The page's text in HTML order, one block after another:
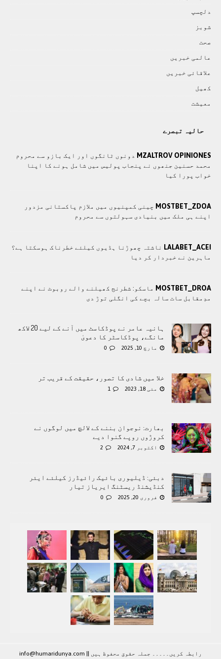
دلچسپ
شوبز
صحت
عالمی خبريں
علاقائی خبريں
کھيل
معيشت
حالیہ تبصرے
MZALTROV OPINIONES دونوں ٹانگوں اور ایک بازو سے محروم
محمد حسنین جنھوں نے پنجاب پولیس میں شامل ہونے کا اپنا
خواب پورا کیا
MOSTBET_ZDOA چينی کمپنيوں ميں ملازم پاکستانی مزدور
اپنے ہی ملک ميں بنيادی سہولتوں سے محروم
LALABET_ACEI ناشتہ چھوڑنا ہڈیوں کیلئے خطرناک ہوسکتا ہے؟
ماہرین نے خبردار کر دیا
MOSTBET_DROA ماسکو: شطرنج کھیلنے والے روبوٹ نے اپنے
مدِمقابل سات سالہ بچے کی انگلی توڑ دی
ہانیہ عامر نے پوڈکاسٹ میں آنے کے لیے 20 لاکھ
مانگے، پوڈکاسٹر کا دعویٰ
مارچ 10, 2025 0
خلا میں شادی کا تصور، حقیقت کے قریب تر
مئی 18, 2023 1
بھارت: نوجوان بننے کے لالچ میں لوگوں نے
کروڑوں روپے گنوا دیے
اکتوبر 7, 2024 2
دبئی: ڈیلیوری بائیک رائیڈرز کیلئے ایئر
کنڈیشنڈ ریسٹنگ ایریاز تیار
فروری 20, 2025 0
رابطہ کريں۔۔۔۔۔ جملہ حقوق محفوظ ہيں | info@humaridunya.com